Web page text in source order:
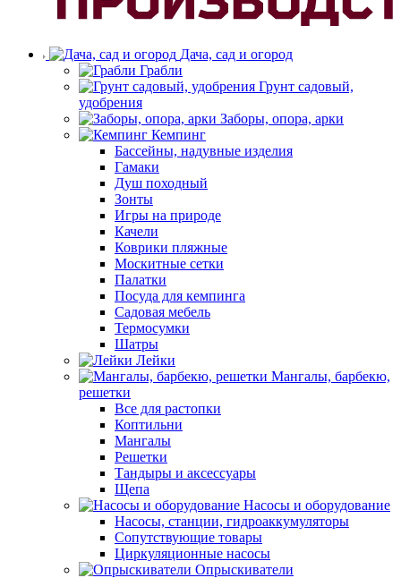
Дача, сад и огород
Грабли
Грунт садовый,
удобрения
Заборы, опора, арки
Кемпинг
Бассейны, надувные изделия
Гамаки
Душ походный
Зонты
Игры на природе
Качели
Коврики пляжные
Москитные сетки
Палатки
Посуда для кемпинга
Садовая мебель
Термосумки
Шатры
Лейки
Мангалы, барбекю,
решетки
Все для растопки
Коптильни
Мангалы
Решетки
Тандыры и аксессуары
Щепа
Насосы и оборудование
Насосы, станции, гидроаккумуляторы
Сопутствующие товары
Циркуляционные насосы
Опрыскиватели